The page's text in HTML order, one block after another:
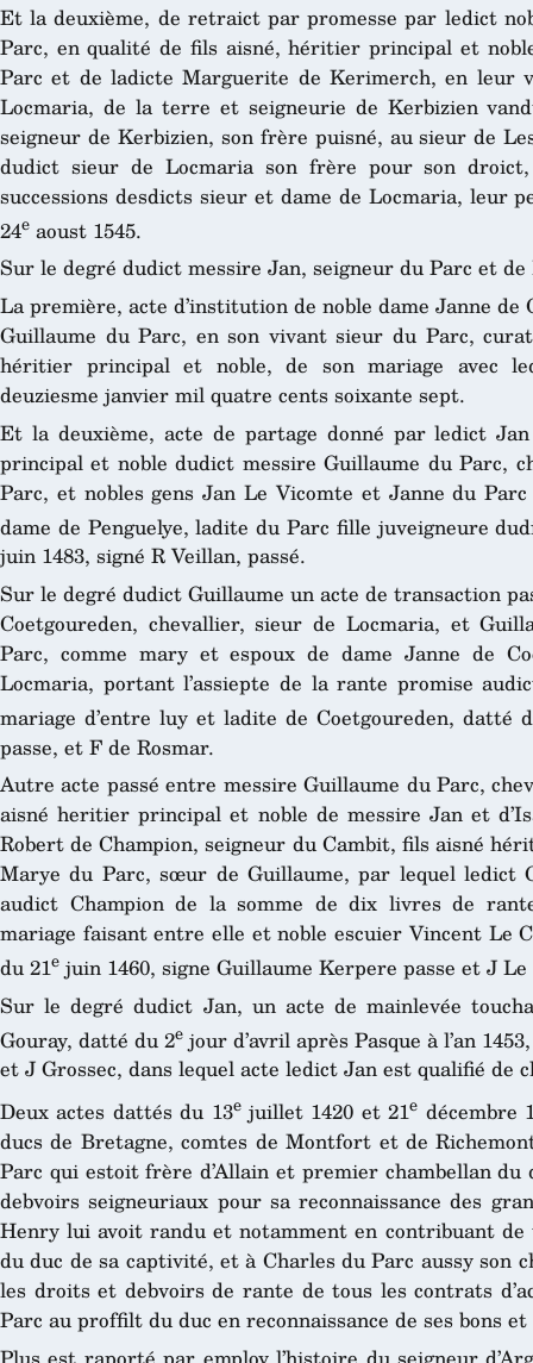
Et la deuxième, de retraict par promesse par ledict
Parc, en qualité de fils aisné, héritier principal et
Parc et de ladicte Marguerite de Kerimerch, en leur
Locmaria, de la terre et seigneurie de Kerbizien
seigneur de Kerbizien, son frère puisné, au sieur de
dudict sieur de Locmaria son frère pour son
successions desdicts sieur et dame de Locmaria, leur
24e aoust 1545.
Sur le degré dudict messire Jan, seigneur du Parc et
La première, acte d’institution de noble dame Janne de
Guillaume du Parc, en son vivant sieur du Parc,
héritier principal et noble, de son mariage avec
deuziesme janvier mil quatre cents soixante sept.
Et la deuxième, acte de partage donné par ledict
principal et noble dudict messire Guillaume du Parc,
Parc, et nobles gens Jan Le Vicomte et Janne du Parc
dame de Penguelye, ladite du Parc fille juveigneure
juin 1483, signé R Veillan, passé.
Sur le degré dudict Guillaume un acte de transaction
Coetgoureden, chevallier, sieur de Locmaria, et
Parc, comme mary et espoux de dame Janne de
Locmaria, portant l’assiepte de la rante promise
mariage d’entre luy et ladite de Coetgoureden, datté
passe, et F de Rosmar.
Autre acte passé entre messire Guillaume du Parc,
aisné heritier principal et noble de messire Jan et
Robert de Champion, seigneur du Cambit, fils aisné
Marye du Parc, sœur de Guillaume, par lequel ledict
audict Champion de la somme de dix livres de
mariage faisant entre elle et noble escuier Vincent Le
du 21e juin 1460, signe Guillaume Kerpere passe et J
Sur le degré dudict Jan, un acte de mainlevée
Gouray, datté du 2e jour d’avril après Pasque à l’an
et J Grossec, dans lequel acte ledict Jan est qualifié de
Deux actes dattés du 13ejuillet 1420 et 21e décembre
ducs de Bretagne, comtes de Montfort et de
Parc qui estoit frère d’Allain et premier chambellan
debvoirs seigneuriaux pour sa reconnaissance des
Henry lui avoit randu et notamment en contribuant
du duc de sa captivité, et à Charles du Parc aussy son
les droits et debvoirs de rante de tous les contrats
Parc au proffilt du duc en reconnaissance de ses bons